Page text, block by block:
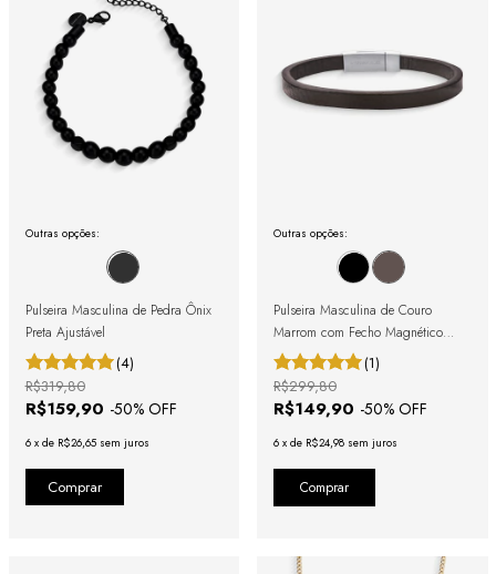
Outras opções:
Pulseira Masculina de Pedra Ônix
Preta Ajustável
(4)
R$159,90 -50% OFF
R$319,80
6 x de R$26,65 sem juros
Outras opções:
Pulseira Masculina de Couro
Marrom com Fecho Magnético
Prata
(1)
R$149,90 -50% OFF
R$299,80
6 x de R$24,98 sem juros
Comprar